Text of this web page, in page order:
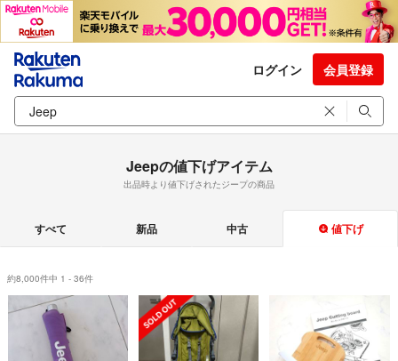
ログイン 会員登録
Jeepの値下げアイテム
出品時より値下げされたジープの商品
すべて 新品 中古 値下げ
約8,000件中 1 - 36件